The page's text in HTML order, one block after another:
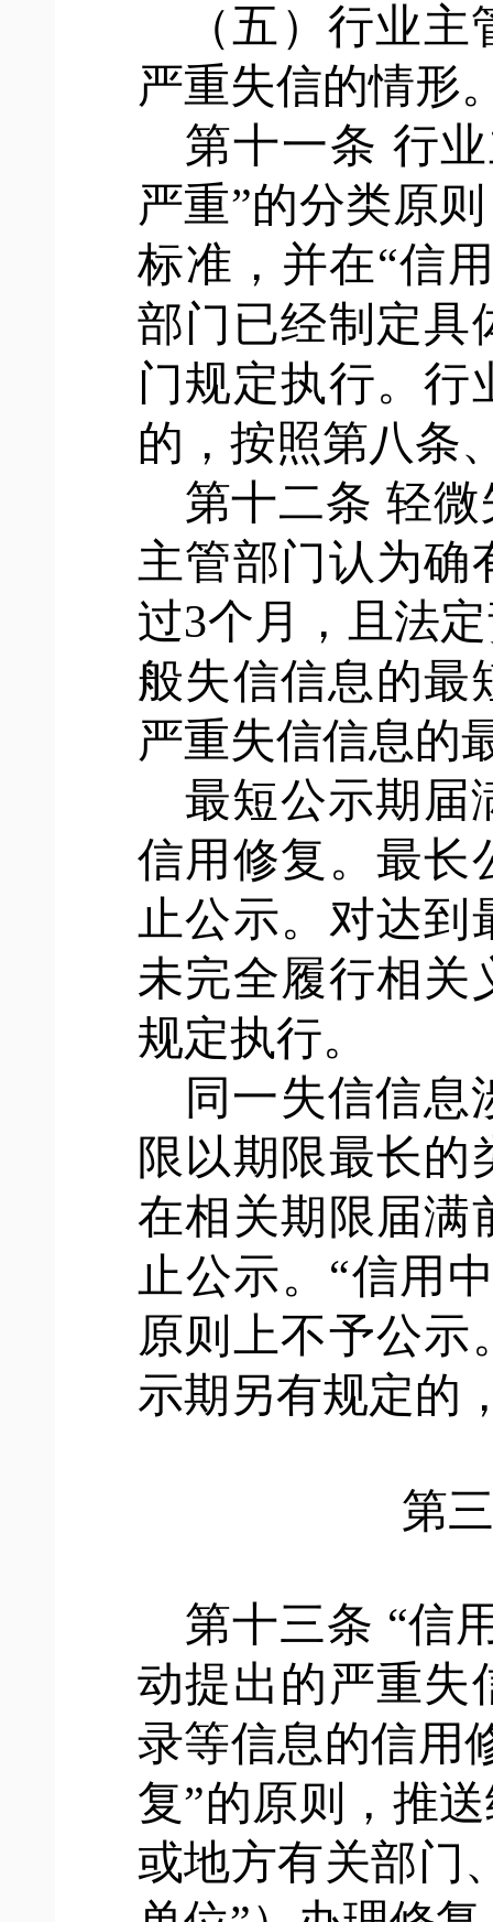
（五）行业
严重失信的情形
第十一条 行
严重”的分类原
标准，并在“信
部门已经制定具
门规定执行。行
的，按照第八条
第十二条 轻微
主管部门认为确
过3个月，且法
般失信信息的最
严重失信信息的
最短公示期届
信用修复。最长
止公示。对达
未完全履行相关
规定执行。
同一失信信息
限以期限最长的
在相关期限届满
止公示。 “信用
原则上不予公示
示期另有规定的
第
第十三条 “信
动提出的严重失
录等信息的信用
复”的原则，推
或地方有关部门